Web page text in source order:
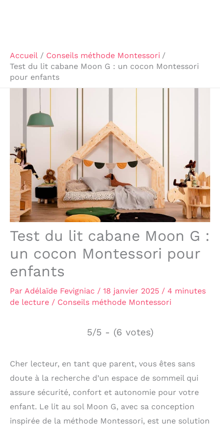
Accueil
Conseils méthode Montessori
Test du lit cabane Moon G : un cocon Montessori
pour enfants
Test du lit cabane Moon G :
un cocon Montessori pour
enfants
Par Adélaïde Fevigniac / 18 janvier 2025 / 4 minutes
de lecture / Conseils méthode Montessori
5/5 - (6 votes)
Cher lecteur, en tant que parent, vous êtes sans
doute à la recherche d’un espace de sommeil qui
assure sécurité, confort et autonomie pour votre
enfant. Le lit au sol Moon G, avec sa conception
inspirée de la méthode Montessori, est une solution